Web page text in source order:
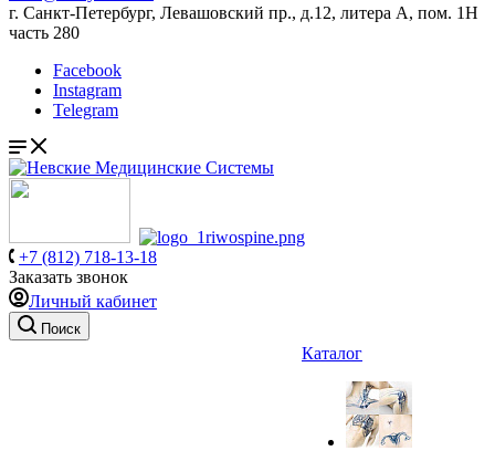
г. Санкт-Петербург, Левашовский пр., д.12, литера А, пом. 1Н
часть 280
Facebook
Instagram
Telegram
+7 (812) 718-13-18
Заказать звонок
Личный кабинет
Поиск
Каталог